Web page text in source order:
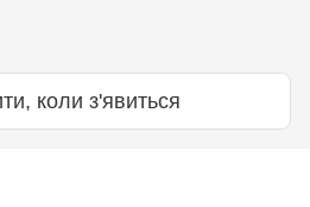
коли з'явиться